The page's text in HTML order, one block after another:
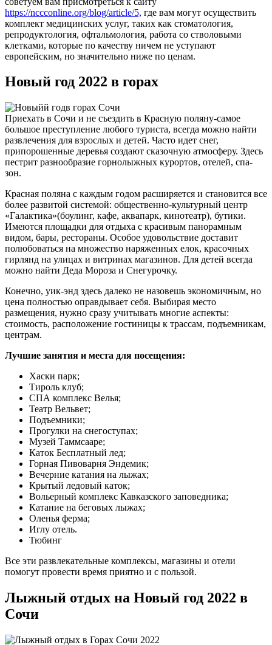
https://nccconline.org/blog/article/5, где вам могут осуществить
комплект медицинских услуг, таких как стоматология,
репродуктология, офтальмология, работа со стволовыми
клетками, которые по качеству ничем не уступают
европейским, но значительно ниже по ценам.
Новый год 2022 в горах
Приехать в Сочи и не съездить в Красную поляну-самое
большое преступление любого туриста, всегда можно найти
развлечения для взрослых и детей. Часто идет снег,
припорошенные деревья создают сказочную атмосферу. Здесь
пестрит разнообразие горнолыжных курортов, отелей, спа-
зон.
Красная поляна с каждым годом расширяется и становится все
более развитой системой: общественно-культурный центр
«Галактика»(боулинг, кафе, аквапарк, кинотеатр), бутики.
Имеются площадки для отдыха с красивым панорамным
видом, бары, рестораны. Особое удовольствие доставит
полюбоваться на множество наряженных елок, красочных
гирлянд на улицах и витринах магазинов. Для детей всегда
можно найти Деда Мороза и Снегурочку.
Конечно, уик-энд здесь далеко не назовешь экономичным, но
цена полностью оправдывает себя. Выбирая место
размещения, нужно сразу учитывать многие аспекты:
стоимость, расположение гостиницы к трассам, подъемникам,
центрам.
Лучшие занятия и места для посещения:
Хаски парк;
Тироль клуб;
СПА комплекс Велья;
Театр Вельвет;
Подъемники;
Прогулки на снегоступах;
Музей Таммсааре;
Каток Бесплатный лед;
Горная Пивоварня Эндемик;
Вечерние катания на лыжах;
Крытый ледовый каток;
Вольерный комплекс Кавказского заповедника;
Катание на беговых лыжах;
Оленья ферма;
Иглу отель.
Тюбинг
Все эти развлекательные комплексы, магазины и отели
помогут провести время приятно и с пользой.
Лыжный отдых на Новый год 2022 в
Сочи